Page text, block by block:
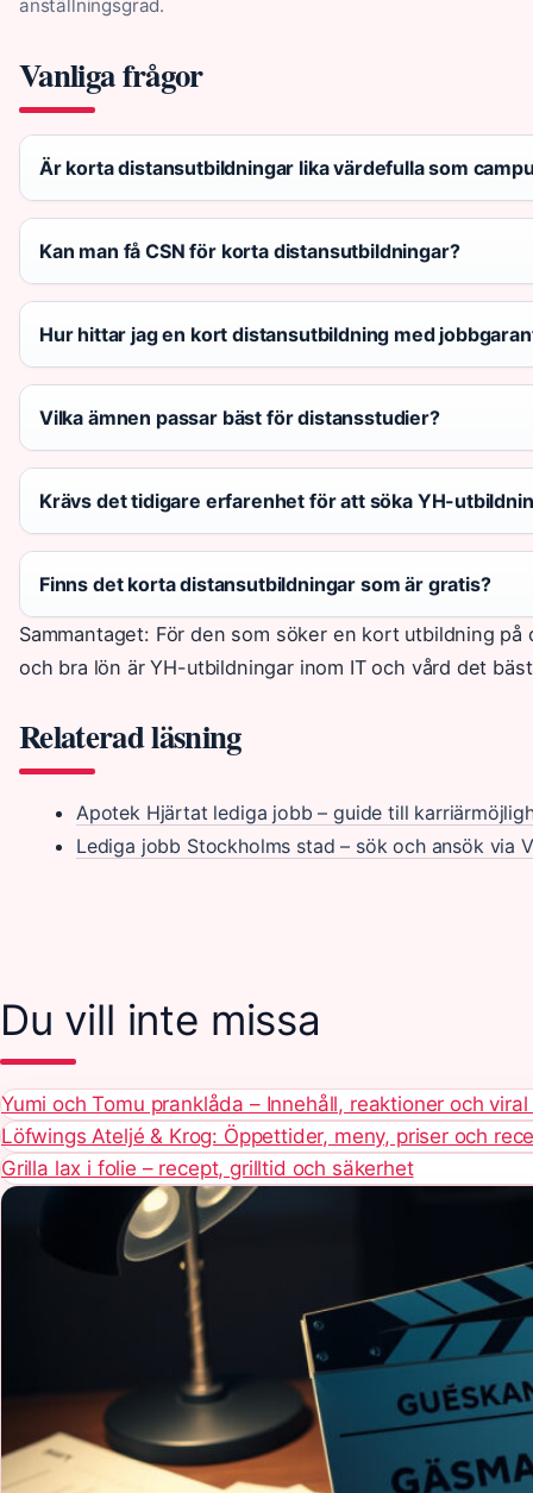
anställningsgrad.
Vanliga frågor
Är korta distansutbildningar lika värdefulla som
Kan man få CSN för korta distansutbildningar?
Hur hittar jag en kort distansutbildning med
Vilka ämnen passar bäst för distansstudier?
Krävs det tidigare erfarenhet för att söka YH-
Finns det korta distansutbildningar som är gratis?
Sammantaget: För den som söker en kort utbildning
och bra lön är YH-utbildningar inom IT och vård det
Relaterad läsning
Apotek Hjärtat lediga jobb – guide till
Lediga jobb Stockholms stad – sök och ansök via
Du vill inte missa
Yumi och Tomu pranklåda – Innehåll, reaktioner och
Löfwings Ateljé & Krog: Öppettider, meny, priser och
Grilla lax i folie – recept, grilltid och säkerhet